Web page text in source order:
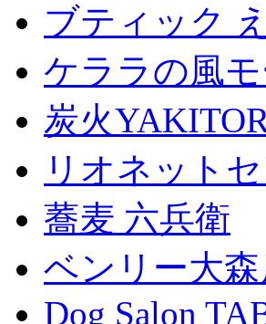
ブティック
ケララの風
炭火
リオネット
蕎麦 六兵衛
ベンリー大
Dog Salon